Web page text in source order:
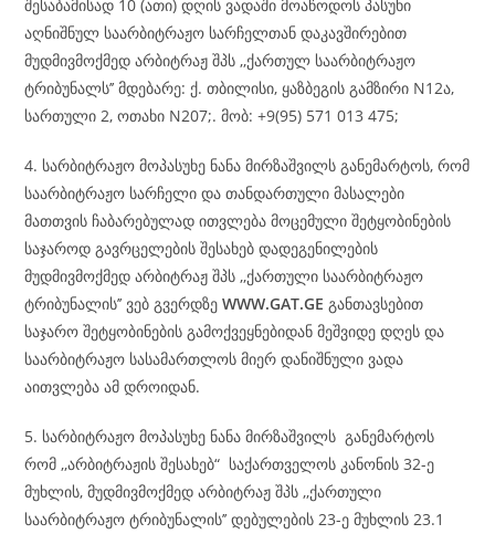
შესაბამისად 10 (ათი) დღის ვადაში მოაწოდოს პასუხი
აღნიშნულ საარბიტრაჟო სარჩელთან დაკავშირებით
მუდმივმოქმედ არბიტრაჟ შპს ,,ქართულ საარბიტრაჟო
ტრიბუნალს’’ მდებარე: ქ. თბილისი, ყაზბეგის გამზირი N12ა,
სართული 2, ოთახი N207;. მობ: +9(95) 571 013 475;
4. სარბიტრაჟო მოპასუხე ნანა მირზაშვილს განემარტოს, რომ
საარბიტრაჟო სარჩელი და თანდართული მასალები
მათთვის ჩაბარებულად ითვლება მოცემული შეტყობინების
საჯაროდ გავრცელების შესახებ დადეგენილების
მუდმივმოქმედ არბიტრაჟ შპს ,,ქართული საარბიტრაჟო
ტრიბუნალის’’ ვებ გვერდზეWWW.GAT.GE განთავსებით
საჯარო შეტყობინების გამოქვეყნებიდან მეშვიდე დღეს და
საარბიტრაჟო სასამართლოს მიერ დანიშნული ვადა
აითვლება ამ დროიდან.
5. სარბიტრაჟო მოპასუხე ნანა მირზაშვილს განემარტოს
რომ ,,არბიტრაჟის შესახებ“ საქართველოს კანონის 32-ე
მუხლის, მუდმივმოქმედ არბიტრაჟ შპს ,,ქართული
საარბიტრაჟო ტრიბუნალის’’ დებულების 23-ე მუხლის 23.1